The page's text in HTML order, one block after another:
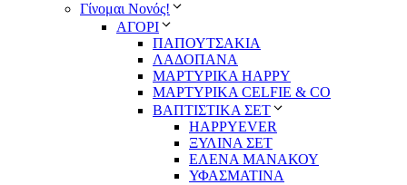
Γίνομαι Νονός!
ΑΓΟΡΙ
ΠΑΠΟΥΤΣΑΚΙΑ
ΛΑΔΟΠΑΝΑ
ΜΑΡΤΥΡΙΚΑ HAPPY
ΜΑΡΤΥΡΙΚΑ CELFIE & CO
ΒΑΠΤΙΣΤΙΚΑ ΣΕΤ
HAPPYEVER
ΞΥΛΙΝΑ ΣΕΤ
ΕΛΕΝΑ ΜΑΝΑΚΟΥ
ΥΦΑΣΜΑΤΙΝΑ